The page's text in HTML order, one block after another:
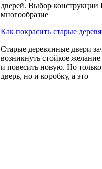
дверей. Выбор конструкции
многообразие
Как покрасить старые
Старые деревянные двери
возникнуть стойкое
и повесить новую. Но
дверь, но и коробку, а это